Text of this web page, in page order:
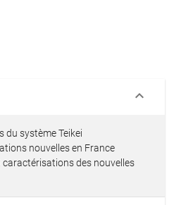
keyboard_arrow_down
du système Teikei
nouvelles en France
des nouvelles